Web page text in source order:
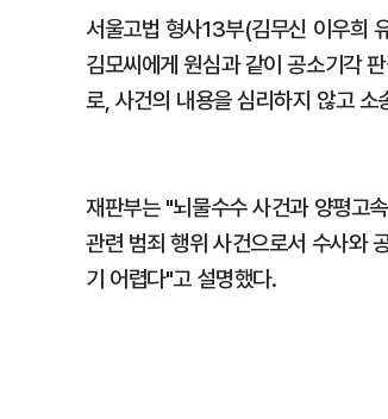
서울고법 형사13부(김무신 이우희
김모씨에게 원심과 같이 공소기각
로, 사건의 내용을 심리하지 않고
재판부는 "뇌물수수 사건과 양평고
관련 범죄 행위 사건으로서 수사와
기 어렵다"고 설명했다.